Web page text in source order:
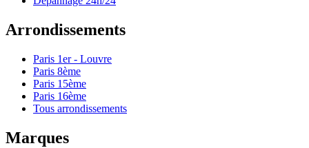
Arrondissements
Paris 1er - Louvre
Paris 8ème
Paris 15ème
Paris 16ème
Tous arrondissements
Marques